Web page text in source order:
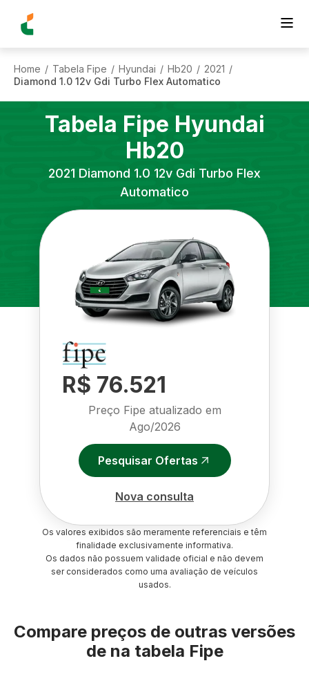
Home / Tabela Fipe / Hyundai / Hb20 / 2021 /
Diamond 1.0 12v Gdi Turbo Flex Automatico
Tabela Fipe Hyundai
Hb20
2021 Diamond 1.0 12v Gdi Turbo Flex
Automatico
R$ 76.521
Preço Fipe atualizado em
Ago/2026
Pesquisar Ofertas
Nova consulta
Os valores exibidos são meramente referenciais e têm
finalidade exclusivamente informativa.
Os dados não possuem validade oficial e não devem
ser considerados como uma avaliação de veículos
usados.
Compare preços de outras versões
de na tabela Fipe